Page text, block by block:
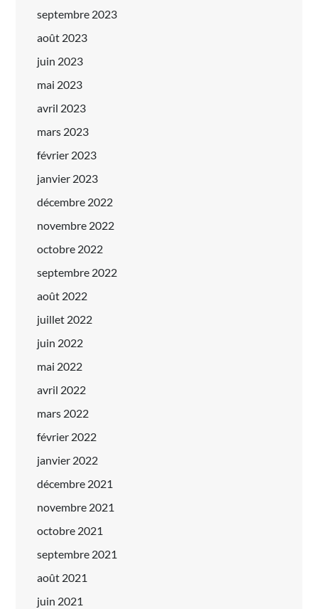
septembre 2023
août 2023
juin 2023
mai 2023
avril 2023
mars 2023
février 2023
janvier 2023
décembre 2022
novembre 2022
octobre 2022
septembre 2022
août 2022
juillet 2022
juin 2022
mai 2022
avril 2022
mars 2022
février 2022
janvier 2022
décembre 2021
novembre 2021
octobre 2021
septembre 2021
août 2021
juin 2021